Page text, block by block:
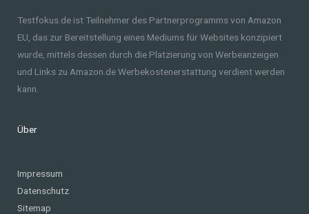
Testfokus.de ist Teilnehmer des Partnerprogramms von Amazon
EU, das zur Bereitstellung eines Mediums für Websites konzipiert
wurde, mittels dessen durch die Platzierung von Werbeanzeigen
und Links zu Amazon.de Werbekostenerstattung verdient werden
kann.
Über
Impressum
Datenschutz
Sitemap